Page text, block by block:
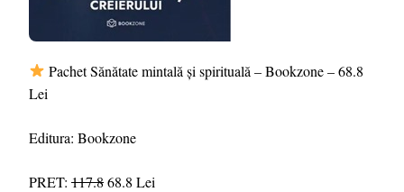
Pachet Sănătate mintală și spirituală – Bookzone – 68.8
Lei
Editura: Bookzone
PRET: 117.868.8 Lei